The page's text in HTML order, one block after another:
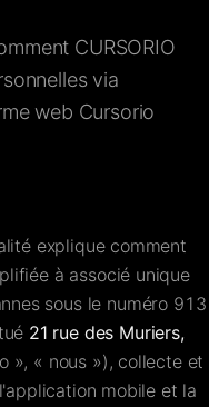
CURSORIO
via
web Cursorio
explique comment
à associé unique
sous le numéro 913
21 rue des Muriers,
», « nous »), collecte et
mobile et la